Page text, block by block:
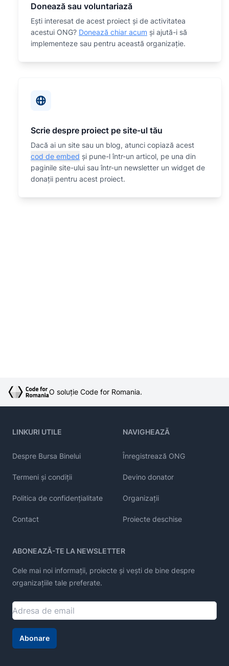
Donează sau voluntariază
Eşti interesat de acest proiect și de activitatea
acestui ONG? Donează chiar acum și ajută-i să
implementeze sau pentru această organizaţie.
Scrie despre proiect pe site-ul tău
Dacă ai un site sau un blog, atunci copiază acest
cod de embed și pune-l într-un articol, pe una din
paginile site-ului sau într-un newsletter un widget de
donații pentru acest proiect.
O soluție Code for Romania.
LINKURI UTILE
Despre Bursa Binelui
Termeni și condiții
Politica de confidențialitate
Contact
NAVIGHEAZĂ
Înregistrează ONG
Devino donator
Organizații
Proiecte deschise
ABONEAZĂ-TE LA NEWSLETTER
Cele mai noi informații, proiecte și vești de bine despre
organizațiile tale preferate.
Abonare